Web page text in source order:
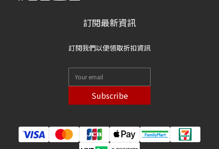
訂閱最新資訊
訂閱我們以便領取折扣資訊
Subscribe